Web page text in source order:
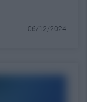
06/12/2024